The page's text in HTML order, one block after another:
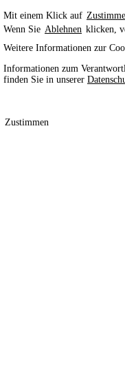
Mit einem Klick auf
Wenn Sie Ablehnen klicken,
Weitere Informationen zur
Informationen zum
finden Sie in unserer
Zustimmen